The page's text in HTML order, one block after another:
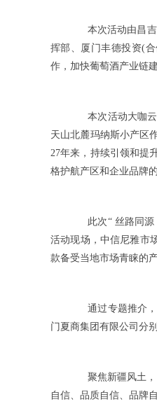
本次活动由昌吉
挥部 、厦门丰德投资(合
作，加快葡萄酒产业链建
本次活动大咖云
天山北麓玛纳斯小产区
27年来， 持续引领和提
格护航产区和企业品牌的
此次“ 丝路同源
活动现场，中信尼雅市
款备受当地市场青睐的
通过专题推介，
门夏商集团有限公司分
聚焦新疆风土，
自信、品质自信、品牌